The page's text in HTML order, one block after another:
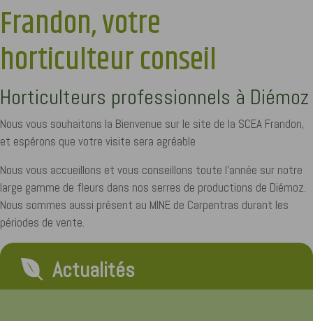
Frandon, votre
horticulteur conseil
Horticulteurs professionnels à Diémoz
Nous vous souhaitons la Bienvenue sur le site de la SCEA Frandon,
et espérons que votre visite sera agréable
Nous vous accueillons et vous conseillons toute l'année sur notre
large gamme de fleurs dans nos serres de productions de Diémoz.
Nous sommes aussi présent au MINE de Carpentras durant les
périodes de vente.
Actualités